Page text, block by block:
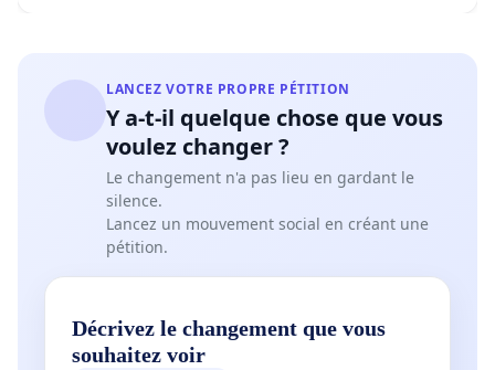
LANCEZ VOTRE PROPRE PÉTITION
Y a-t-il quelque chose que vous
voulez changer ?
Le changement n'a pas lieu en gardant le
silence.
Lancez un mouvement social en créant une
pétition.
Décrivez le changement que vous
souhaitez voir